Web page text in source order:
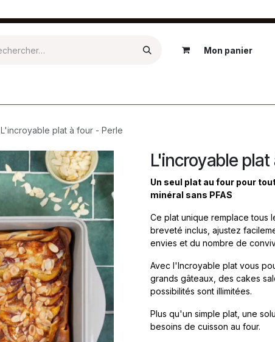
Mon panier
L'incroyable plat à four - Perle
L'incroyable
Un seul plat au four pour
minéral sans PFAS
Ce plat unique remplace tous
breveté inclus, ajustez
envies et du nombre de
Avec l'Incroyable plat vous
grands gâteaux, des cakes
possibilités sont illimitées.
Plus qu'un simple plat, une
besoins de cuisson au four.